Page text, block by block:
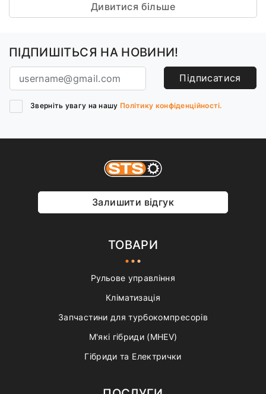
Дивитися більше
ПІДПИШІТЬСЯ НА НОВИНИ!
Підписатися
Зверніть увагу на нашу Політику конфіденційності.
Залишити відгук
ТОВАРИ
Рульове управління
Кліматизація
Запчастини для турбокомпресорів
М'які гібриди (MHEV)
Гібриди та Електрички